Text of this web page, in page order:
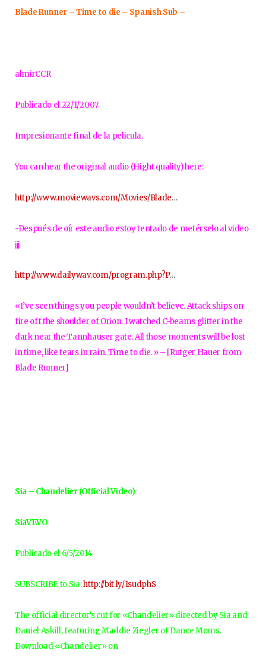
Blade Runner – Time to die – Spanish Sub –
almirCCR
Publicado el 22/1/2007
Impresionante final de la pelicula.
You can hear the original audio (Hight quality) here:
http://www.moviewavs.com/Movies/Blade…
-Después de oír este audio estoy tentado de metérselo al video
¡¡¡
http://www.dailywav.com/program.php?P…
«I’ve seen things you people wouldn’t believe. Attack ships on
fire off the shoulder of Orion. I watched C-beams glitter in the
dark near the Tannhauser gate. All those moments will be lost
in time, like tears in rain. Time to die.» – [Rutger Hauer from
Blade Runner]
Sia – Chandelier (Official Video)
SiaVEVO
Publicado el 6/5/2014
SUBSCRIBE to Sia:http://bit.ly/1sudphS
The official director’s cut for «Chandelier» directed by Sia and
Daniel Askill, featuring Maddie Ziegler of Dance Moms.
Download «Chandelier» on